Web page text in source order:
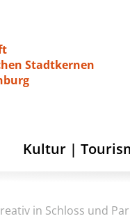
Stadtkernen
Kultur |
in Schloss und